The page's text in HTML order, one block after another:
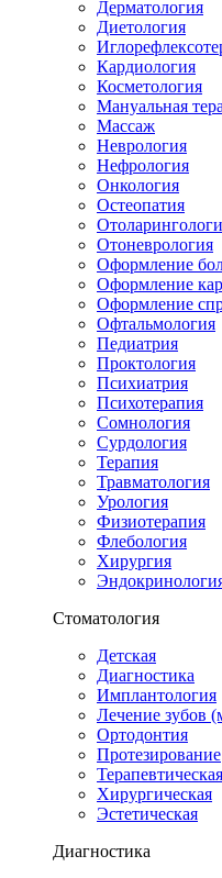
Дерматология
Диетология
Кардиология
Косметология
Мануальная
Массаж
Неврология
Нефрология
Онкология
Остеопатия
Отоневрология
Оформление
Оформление
Оформление
Офтальмология
Педиатрия
Проктология
Психиатрия
Психотерапия
Сомнология
Сурдология
Терапия
Травматология
Урология
Физиотерапия
Флебология
Хирургия
Стоматология
Детская
Диагностика
Имплантология
Лечение зубов
Ортодонтия
Протезирование
Терапевтическая
Хирургическая
Эстетическая
Диагностика